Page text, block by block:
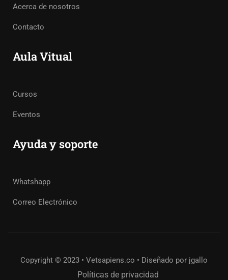
Acerca de nosotros
Contacto
Aula Vitual
Cursos
Eventos
Ayuda y soporte
Whatshapp
Correo Electrónico
Copyright © 2023 • Vetsapiens.co • Diseñado por jgallo
Políticas de privacidad